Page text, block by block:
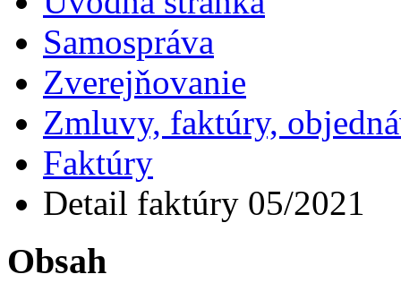
Samospráva
Zverejňovanie
Zmluvy, faktúry,
Faktúry
Detail faktúry 05/2021
Obsah